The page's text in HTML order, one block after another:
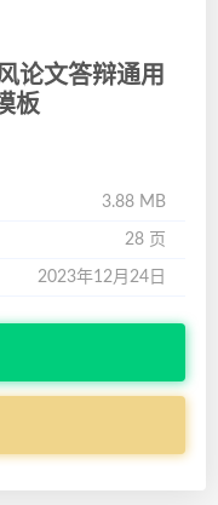
论文答辩通用
板
3.88 MB
28 页
2023年12月24日